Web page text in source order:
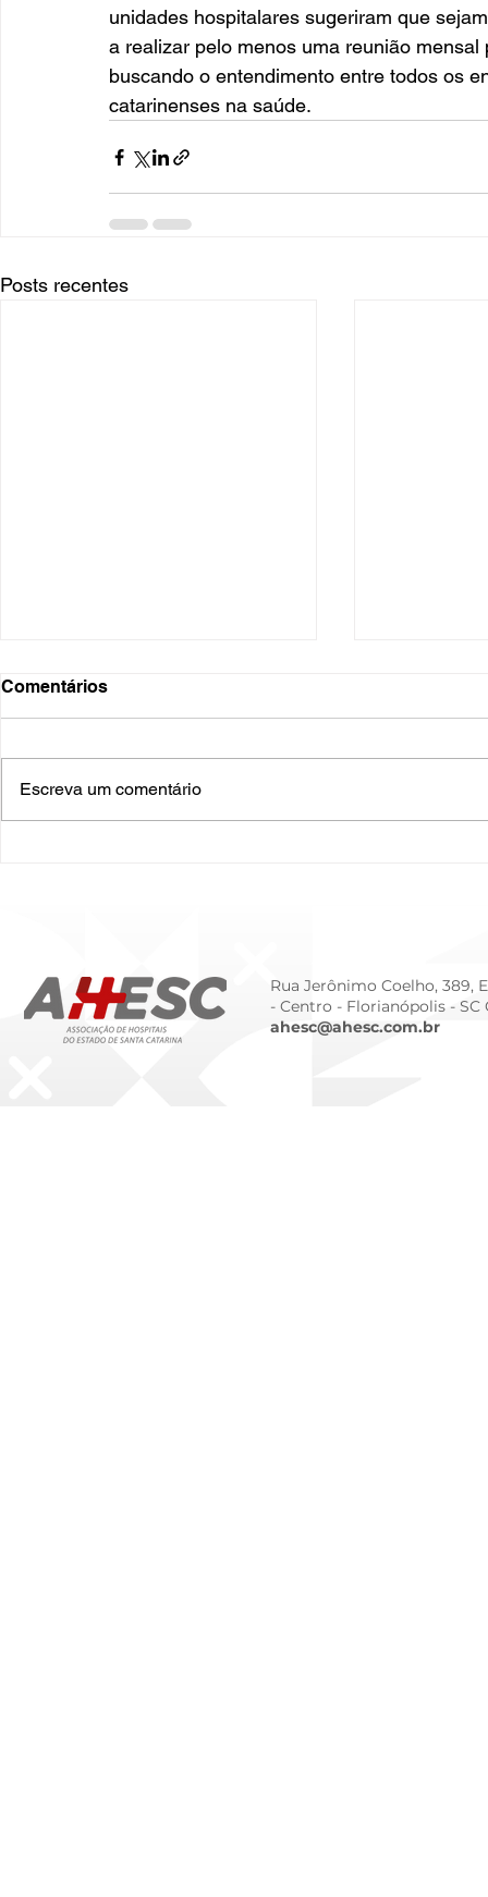
unidades hospitalares sugeriram que
a realizar pelo menos uma reunião
buscando o entendimento entre todos os
catarinenses na saúde.
Posts recentes
Comentários
Escreva um comentário
Rua Jerônimo Coelho, 389,
- Centro - Florianópolis - SC
ahesc@ahesc.com.br